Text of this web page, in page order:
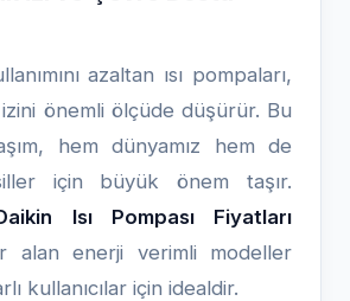
azaltan ısı pompaları,
önemli ölçüde düşürür. Bu
hem dünyamız hem de
için büyük önem taşır.
Isı Pompası Fiyatları
alan enerji verimli modeller
kullanıcılar için idealdir.